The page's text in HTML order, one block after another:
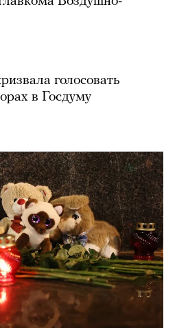
голосовать
в Госдуму